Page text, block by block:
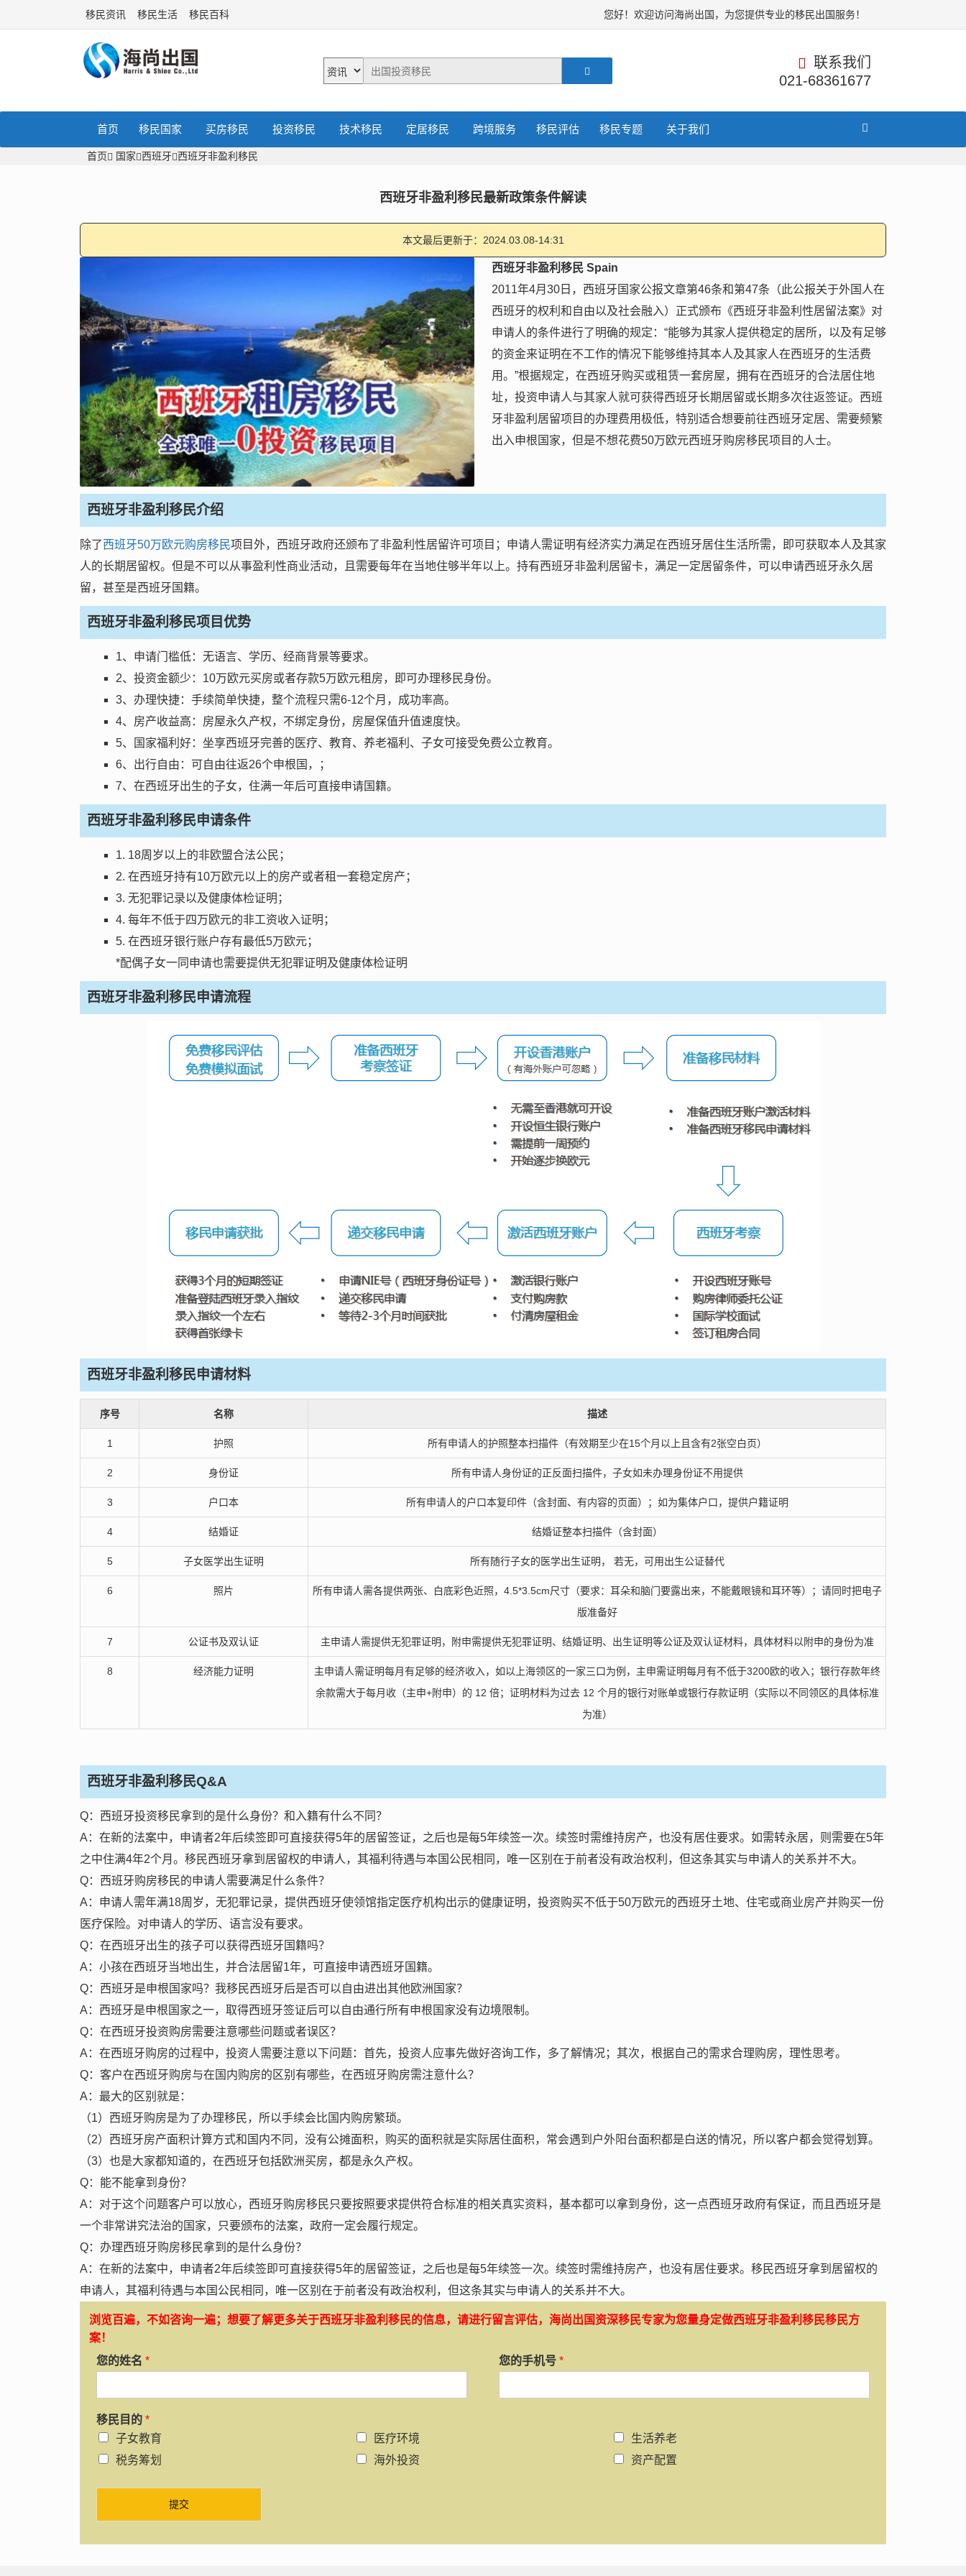
您好！欢迎访问海尚出国，为您提供专业的移民出国服务！
移民资讯 移民生活 移民百科
联系我们
021-68361677
首页 移民国家 买房移民 投资移民 技术移民 定居移民 跨境服务 移民评估 移民专题 关于我们
首页 国家 西班牙 西班牙非盈利移民
西班牙非盈利移民最新政策条件解读
本文最后更新于：2024.03.08-14:31
西班牙非盈利移民 Spain
2011年4月30日，西班牙国家公报文章第46条和第47条（此公报关于外国人在
西班牙的权利和自由以及社会融入）正式颁布《西班牙非盈利性居留法案》对
申请人的条件进行了明确的规定：“能够为其家人提供稳定的居所，以及有足够
的资金来证明在不工作的情况下能够维持其本人及其家人在西班牙的生活费
用。”根据规定，在西班牙购买或租赁一套房屋，拥有在西班牙的合法居住地
址，投资申请人与其家人就可获得西班牙长期居留或长期多次往返签证。西班
牙非盈利居留项目的办理费用极低，特别适合想要前往西班牙定居、需要频繁
出入申根国家，但是不想花费50万欧元西班牙购房移民项目的人士。
西班牙非盈利移民介绍
除了西班牙50万欧元购房移民项目外，西班牙政府还颁布了非盈利性居留许可项目；申请人需证明有经济实力满足在西班牙居住生活所需，即可获取本人及其家
人的长期居留权。但是不可以从事盈利性商业活动，且需要每年在当地住够半年以上。持有西班牙非盈利居留卡，满足一定居留条件，可以申请西班牙永久居
留，甚至是西班牙国籍。
西班牙非盈利移民项目优势
1、申请门槛低：无语言、学历、经商背景等要求。
2、投资金额少：10万欧元买房或者存款5万欧元租房，即可办理移民身份。
3、办理快捷：手续简单快捷，整个流程只需6-12个月，成功率高。
4、房产收益高：房屋永久产权，不绑定身份，房屋保值升值速度快。
5、国家福利好：坐享西班牙完善的医疗、教育、养老福利、子女可接受免费公立教育。
6、出行自由：可自由往返26个申根国，；
7、在西班牙出生的子女，住满一年后可直接申请国籍。
西班牙非盈利移民申请条件
1. 18周岁以上的非欧盟合法公民；
2. 在西班牙持有10万欧元以上的房产或者租一套稳定房产；
3. 无犯罪记录以及健康体检证明；
4. 每年不低于四万欧元的非工资收入证明；
5. 在西班牙银行账户存有最低5万欧元；
*配偶子女一同申请也需要提供无犯罪证明及健康体检证明
西班牙非盈利移民申请流程
西班牙非盈利移民申请材料
序号 名称 描述
1 护照 所有申请人的护照整本扫描件（有效期至少在15个月以上且含有2张空白页）
2 身份证 所有申请人身份证的正反面扫描件，子女如未办理身份证不用提供
3 户口本 所有申请人的户口本复印件（含封面、有内容的页面）；如为集体户口，提供户籍证明
4 结婚证 结婚证整本扫描件（含封面）
5 子女医学出生证明 所有随行子女的医学出生证明， 若无，可用出生公证替代
6 照片
所有申请人需各提供两张、白底彩色近照，4.5*3.5cm尺寸（要求：耳朵和脑门要露出来，不能戴眼镜和耳环等）；请同时把电子
版准备好
7 公证书及双认证 主申请人需提供无犯罪证明，附申需提供无犯罪证明、结婚证明、出生证明等公证及双认证材料，具体材料以附申的身份为准
8 经济能力证明
主申请人需证明每月有足够的经济收入，如以上海领区的一家三口为例，主申需证明每月有不低于3200欧的收入；银行存款年终
余款需大于每月收（主申+附申）的 12 倍；证明材料为过去 12 个月的银行对账单或银行存款证明（实际以不同领区的具体标准
为准）
西班牙非盈利移民Q&A
Q：西班牙投资移民拿到的是什么身份？和入籍有什么不同？
A：在新的法案中，申请者2年后续签即可直接获得5年的居留签证，之后也是每5年续签一次。续签时需维持房产，也没有居住要求。如需转永居，则需要在5年
之中住满4年2个月。移民西班牙拿到居留权的申请人，其福利待遇与本国公民相同，唯一区别在于前者没有政治权利，但这条其实与申请人的关系并不大。
Q：西班牙购房移民的申请人需要满足什么条件？
A：申请人需年满18周岁，无犯罪记录，提供西班牙使领馆指定医疗机构出示的健康证明，投资购买不低于50万欧元的西班牙土地、住宅或商业房产并购买一份
医疗保险。对申请人的学历、语言没有要求。
Q：在西班牙出生的孩子可以获得西班牙国籍吗？
A：小孩在西班牙当地出生，并合法居留1年，可直接申请西班牙国籍。
Q：西班牙是申根国家吗？我移民西班牙后是否可以自由进出其他欧洲国家？
A：西班牙是申根国家之一，取得西班牙签证后可以自由通行所有申根国家没有边境限制。
Q：在西班牙投资购房需要注意哪些问题或者误区？
A：在西班牙购房的过程中，投资人需要注意以下问题：首先，投资人应事先做好咨询工作，多了解情况；其次，根据自己的需求合理购房，理性思考。
Q：客户在西班牙购房与在国内购房的区别有哪些，在西班牙购房需注意什么？
A：最大的区别就是：
（1）西班牙购房是为了办理移民，所以手续会比国内购房繁琐。
（2）西班牙房产面积计算方式和国内不同，没有公摊面积，购买的面积就是实际居住面积，常会遇到户外阳台面积都是白送的情况，所以客户都会觉得划算。
（3）也是大家都知道的，在西班牙包括欧洲买房，都是永久产权。
Q：能不能拿到身份？
A：对于这个问题客户可以放心，西班牙购房移民只要按照要求提供符合标准的相关真实资料，基本都可以拿到身份，这一点西班牙政府有保证，而且西班牙是
一个非常讲究法治的国家，只要颁布的法案，政府一定会履行规定。
Q：办理西班牙购房移民拿到的是什么身份？
A：在新的法案中，申请者2年后续签即可直接获得5年的居留签证，之后也是每5年续签一次。续签时需维持房产，也没有居住要求。移民西班牙拿到居留权的
申请人，其福利待遇与本国公民相同，唯一区别在于前者没有政治权利，但这条其实与申请人的关系并不大。
浏览百遍，不如咨询一遍；想要了解更多关于西班牙非盈利移民的信息，请进行留言评估，海尚出国资深移民专家为您量身定做西班牙非盈利移民移民方
案！
您的姓名 * 您的手机号 *
移民目的 *
子女教育
医疗环境
生活养老
税务筹划
海外投资 资产配置
提交